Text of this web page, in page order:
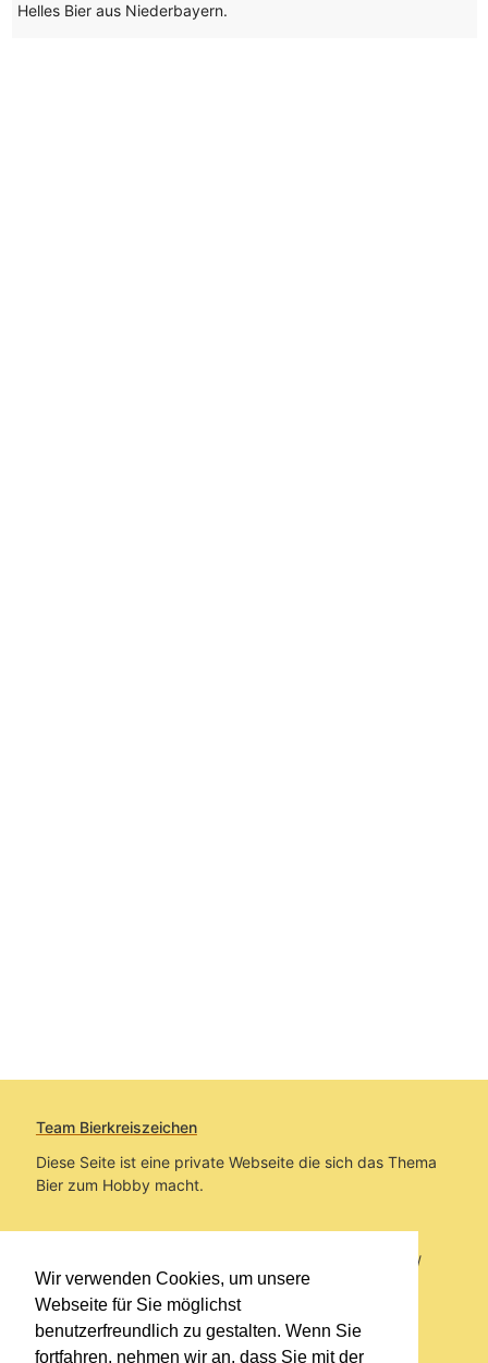
Wir verwenden Cookies, um unsere
Webseite für Sie möglichst
benutzerfreundlich zu gestalten. Wenn Sie
fortfahren, nehmen wir an, dass Sie mit der
Helles Bier aus Niederbayern.
Team Bierkreiszeichen
Diese Seite ist eine private Webseite die sich das Thema
Bier zum Hobby macht.
Sie befinden sich auf https://www.bierkreiszeichen.at/
im Pfad:Bierkreiszeichen/Gesammelte Biere
Erstellt: 2026-08-07